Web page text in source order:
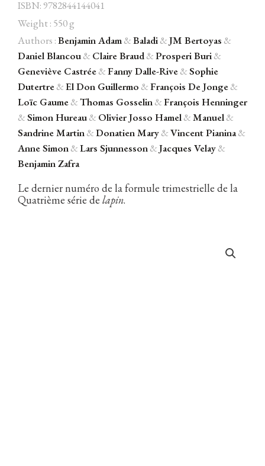
Facebook Instagram Twitter
Hébergé par Vixns
incandescence
Version 2.3.3
ISBN: 9782844144041
Weight : 550 g
Authors :Benjamin Adam&Baladi&JM Bertoyas &
Daniel Blancou& Claire Braud&Prosperi Buri&
Geneviève Castrée&Fanny Dalle-Rive&Sophie
Dutertre&El Don Guillermo &François De Jonge&
Loïc Gaume&Thomas Gosselin&François Henninger
&Simon Hureau& Olivier Josso Hamel&Manuel&
Sandrine Martin&Donatien Mary&Vincent Pianina&
Anne Simon&Lars Sjunnesson&Jacques Velay&
Benjamin Zafra
Le dernier numéro de la formule trimestrielle de la
Quatrième série de lapin.